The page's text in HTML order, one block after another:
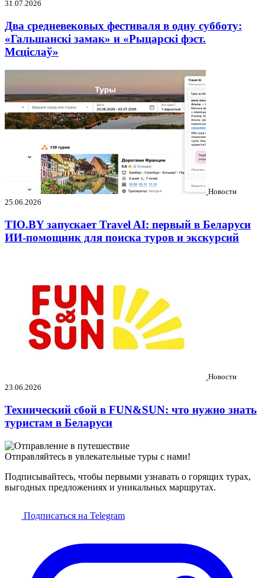
31.07.2026
Два средневековых фестиваля в одну субботу:
«Гальшанскі замак» и «Рыцарскі фэст.
Мсціслаў»
Новости
25.06.2026
TIO.BY запускает Travel AI: первый в Беларуси
ИИ-помощник для поиска туров и экскурсий
Новости
23.06.2026
Технический сбой в FUN&SUN: что нужно знать
туристам в Беларуси
Отправляйтесь в увлекательные туры с нами!
Подписывайтесь, чтобы первыми узнавать о горящих турах,
выгодных предложениях и уникальных маршрутах.
Подписаться на Telegram